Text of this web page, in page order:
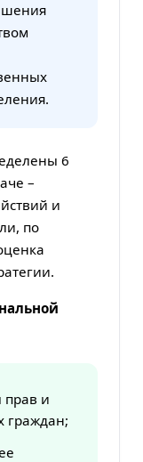
6
–
и
по
прав и
граждан;